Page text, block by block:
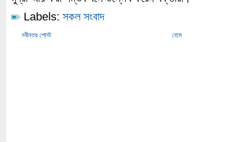
Labels: সকল সংবাদ
নবীনতর পোস্ট হোম